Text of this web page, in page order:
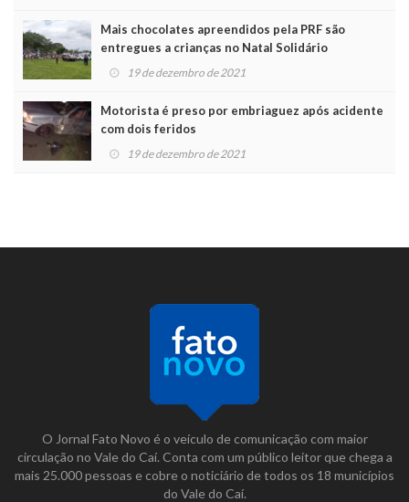
Mais chocolates apreendidos pela PRF são
entregues a crianças no Natal Solidário
19 de dezembro de 2021
Motorista é preso por embriaguez após acidente
com dois feridos
19 de dezembro de 2021
O Jornal Fato Novo é o veículo de comunicação com maior
circulação no Vale do Caí. Conta com um público leitor que chega a
mais 25.000 pessoas e cobre o noticiário de todos os 18 municípios
do Vale do Caí.